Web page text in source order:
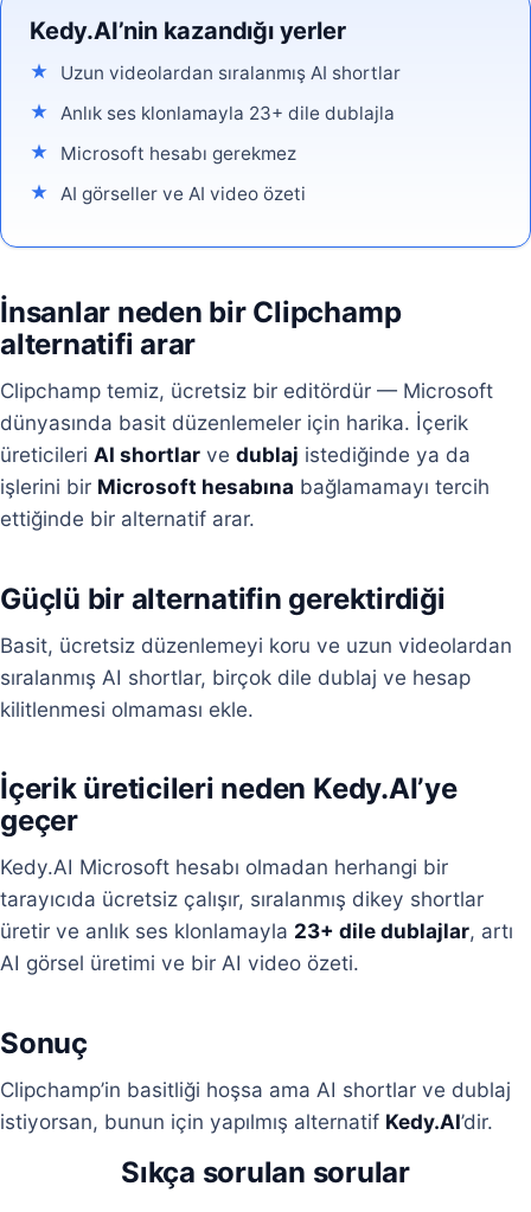
Kedy.AI’nin kazandığı yerler
Uzun videolardan sıralanmış AI shortlar
Anlık ses klonlamayla 23+ dile dublajla
Microsoft hesabı gerekmez
AI görseller ve AI video özeti
İnsanlar neden bir Clipchamp
alternatifi arar
Clipchamp temiz, ücretsiz bir editördür — Microsoft
dünyasında basit düzenlemeler için harika. İçerik
üreticileri AI shortlar ve dublaj istediğinde ya da
işlerini bir Microsoft hesabına bağlamamayı tercih
ettiğinde bir alternatif arar.
Güçlü bir alternatifin gerektirdiği
Basit, ücretsiz düzenlemeyi koru ve uzun videolardan
sıralanmış AI shortlar, birçok dile dublaj ve hesap
kilitlenmesi olmaması ekle.
İçerik üreticileri neden Kedy.AI’ye
geçer
Kedy.AI Microsoft hesabı olmadan herhangi bir
tarayıcıda ücretsiz çalışır, sıralanmış dikey shortlar
üretir ve anlık ses klonlamayla 23+ dile dublajlar, artı
AI görsel üretimi ve bir AI video özeti.
Sonuç
Clipchamp’in basitliği hoşsa ama AI shortlar ve dublaj
istiyorsan, bunun için yapılmış alternatif Kedy.AI’dir.
Sıkça sorulan sorular